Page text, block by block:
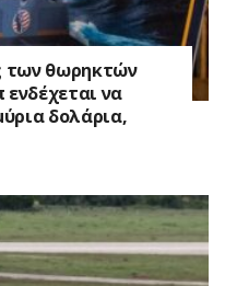
των θωρηκτών
να
δολάρια,